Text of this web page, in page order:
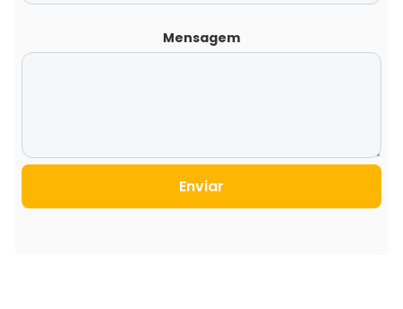
Mensagem
Enviar